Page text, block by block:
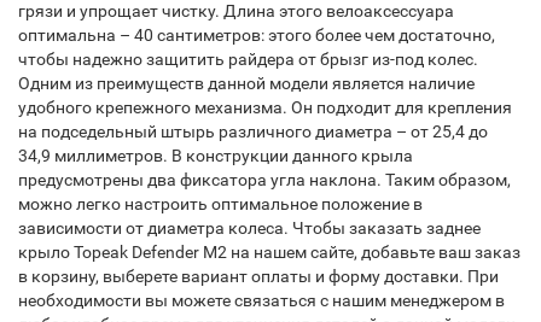
грязи и упрощает чистку. Длина этого велоаксессуара
оптимальна – 40 сантиметров: этого более чем достаточно,
чтобы надежно защитить райдера от брызг из-под колес.
Одним из преимуществ данной модели является наличие
удобного крепежного механизма. Он подходит для крепления
на подседельный штырь различного диаметра – от 25,4 до
34,9 миллиметров. В конструкции данного крыла
предусмотрены два фиксатора угла наклона. Таким образом,
можно легко настроить оптимальное положение в
зависимости от диаметра колеса. Чтобы заказать заднее
крыло Topeak Defender M2 на нашем сайте, добавьте ваш заказ
в корзину, выберете вариант оплаты и форму доставки. При
необходимости вы можете связаться с нашим менеджером в